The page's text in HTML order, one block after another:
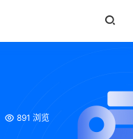
891 浏览